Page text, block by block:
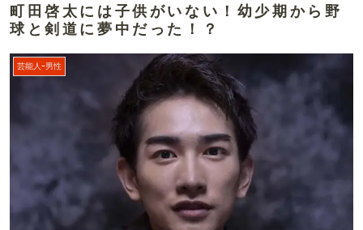
町田啓太には子供がいない！幼少期から野
球と剣道に夢中だった！？
芸能人ｰ男性